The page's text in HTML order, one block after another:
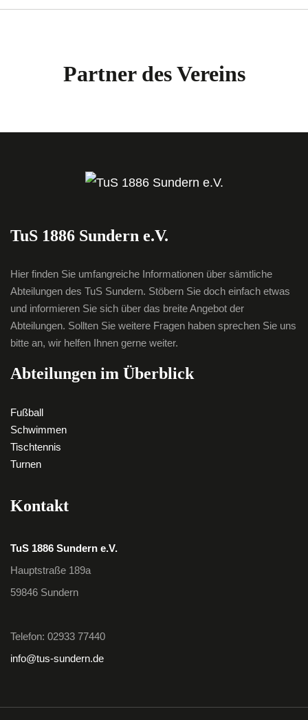
Partner des Vereins
TuS 1886 Sundern e.V.
Hier finden Sie umfangreiche Informationen über sämtliche
Abteilungen des TuS Sundern. Stöbern Sie doch einfach etwas
und informieren Sie sich über das breite Angebot der
Abteilungen. Sollten Sie weitere Fragen haben sprechen Sie uns
bitte an, wir helfen Ihnen gerne weiter.
Abteilungen im Überblick
Fußball
Schwimmen
Tischtennis
Turnen
Kontakt
TuS 1886 Sundern e.V.
Hauptstraße 189a
59846 Sundern
Telefon: 02933 77440
info@tus-sundern.de